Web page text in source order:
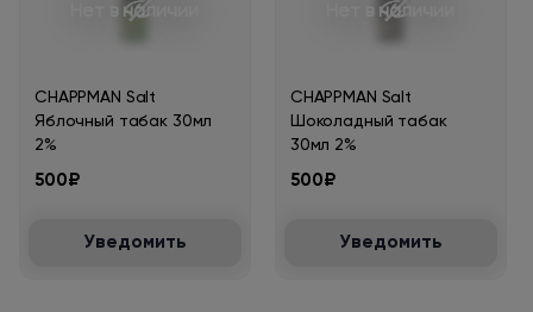
Нет в наличии
CHAPPMAN Salt
Яблочный табак 30мл
2%
500₽
Уведомить
Нет в наличии
CHAPPMAN Salt
Шоколадный табак
30мл 2%
500₽
Уведомить